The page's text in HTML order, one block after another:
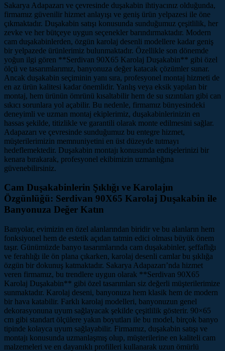
Sakarya Adapazarı ve çevresinde duşakabin ihtiyacınız olduğunda,
firmamız güvenilir hizmet anlayışı ve geniş ürün yelpazesi ile öne
çıkmaktadır. Duşakabin satışı konusunda sunduğumuz çeşitlilik, her
zevke ve her bütçeye uygun seçenekler barındırmaktadır. Modern
cam duşakabinlerden, özgün karolaj desenli modellere kadar geniş
bir yelpazede ürünlerimiz bulunmaktadır. Özellikle son dönemde
yoğun ilgi gören **Serdivan 90X65 Karolaj Duşakabin** gibi özel
ölçü ve tasarımlarımız, banyonuza değer katacak çözümler sunar.
Ancak duşakabin seçiminin yanı sıra, profesyonel montaj hizmeti de
en az ürün kalitesi kadar önemlidir. Yanlış veya eksik yapılan bir
montaj, hem ürünün ömrünü kısaltabilir hem de su sızıntıları gibi can
sıkıcı sorunlara yol açabilir. Bu nedenle, firmamız bünyesindeki
deneyimli ve uzman montaj ekiplerimiz, duşakabinlerinizin en
hassas şekilde, titizlikle ve garantili olarak monte edilmesini sağlar.
Adapazarı ve çevresinde sunduğumuz bu entegre hizmet,
müşterilerimizin memnuniyetini en üst düzeyde tutmayı
hedeflemektedir. Duşakabin montajı konusunda endişelerinizi bir
kenara bırakarak, profesyonel ekibimizin uzmanlığına
güvenebilirsiniz.
Cam Duşakabinlerin Şıklığı ve Karolajın
Özgünlüğü: Serdivan 90X65 Karolaj Duşakabin ile
Banyonuza Değer Katın
Banyolar, evimizin en özel alanlarından biridir ve bu alanların hem
fonksiyonel hem de estetik açıdan tatmin edici olması büyük önem
taşır. Günümüzde banyo tasarımlarında cam duşakabinler, şeffaflığı
ve ferahlığı ile ön plana çıkarken, karolaj desenli camlar bu şıklığa
özgün bir dokunuş katmaktadır. Sakarya Adapazarı’nda hizmet
veren firmamız, bu trendlere uygun olarak **Serdivan 90X65
Karolaj Duşakabin** gibi özel tasarımları siz değerli müşterilerimize
sunmaktadır. Karolaj deseni, banyonuza hem klasik hem de modern
bir hava katabilir. Farklı karolaj modelleri, banyonuzun genel
dekorasyonuna uyum sağlayacak şekilde çeşitlilik gösterir. 90×65
cm gibi standart ölçülere yakın boyutları ile bu model, birçok banyo
tipinde kolayca uyum sağlayabilir. Firmamız, duşakabin satışı ve
montajı konusunda uzmanlaşmış olup, müşterilerine en kaliteli cam
malzemeleri ve en dayanıklı profilleri kullanarak uzun ömürlü